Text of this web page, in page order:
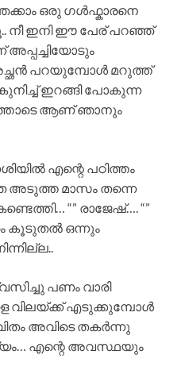
ഒരു ഗൾഫ്കാരനെ
നീ ഇനി ഈ പേര് പറഞ്ഞ്
അപ്പച്ചിയോടും
പറയുമ്പോൾ മറുത്ത്
ഇറങ്ങി പോകുന്ന
ആണ് ഞാനും
എന്റെ പഠിത്തം
അടുത്ത മാസം തന്നെ
“” രാജേഷ്…. “”
കൂടുതൽ ഒന്നും
പണം വാരി
വിലയ്ക്ക് എടുക്കുമ്പോൾ
അവിടെ തകർന്നു
എന്റെ അവസ്ഥയും